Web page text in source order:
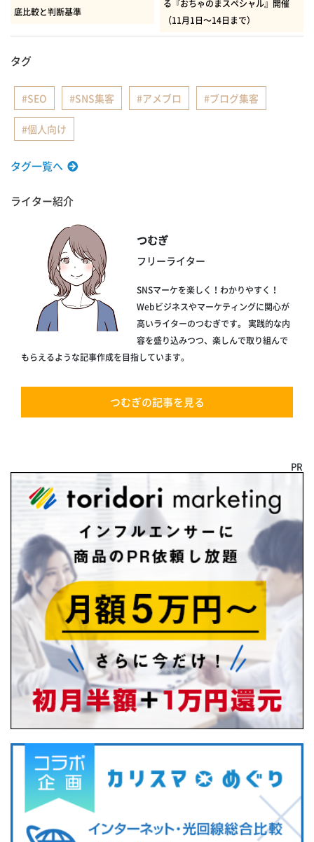
底比較と判断基準
る『おちゃのまスペシャル』開催
（11月1日～14日まで）
タグ
SEO SNS集客 アメブロ ブログ集客
個人向け
タグ一覧へ
ライター紹介
つむぎ
フリーライター
SNSマーケを楽しく！わかりやすく！
Webビジネスやマーケティングに関心が
高いライターのつむぎです。 実践的な内
容を盛り込みつつ、楽しんで取り組んで
もらえるような記事作成を目指しています。
つむぎの記事を見る
PR